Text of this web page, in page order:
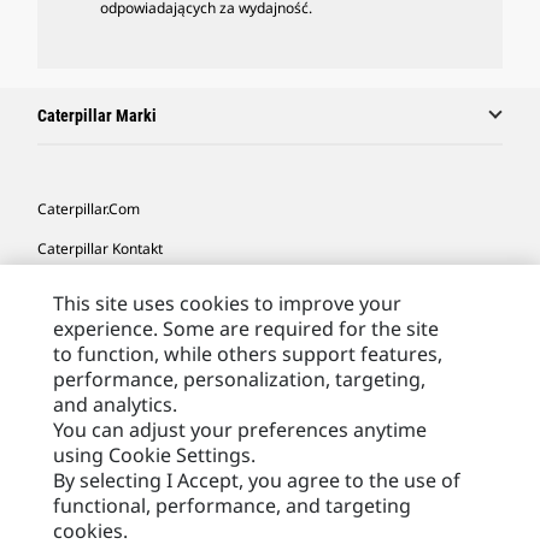
odpowiadających za wydajność.
Caterpillar Marki
Caterpillar.com
Caterpillar Kontakt
Moje Preferencje Marketingowe
Site Map
Cookie Settings
Legal
Privacy
This site uses cookies to improve your
experience. Some are required for the site
to function, while others support features,
performance, personalization, targeting,
and analytics.
You can adjust your preferences anytime
using Cookie Settings.
By selecting I Accept, you agree to the use of
functional, performance, and targeting
cookies.